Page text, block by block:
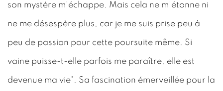
son mystère m'échappe. Mais cela ne m'étonne ni
ne me désespère plus, car je me suis prise peu à
peu de passion pour cette poursuite même. Si
vaine puisse-t-elle parfois me paraître, elle est
devenue ma vie". Sa fascination émerveillée pour la